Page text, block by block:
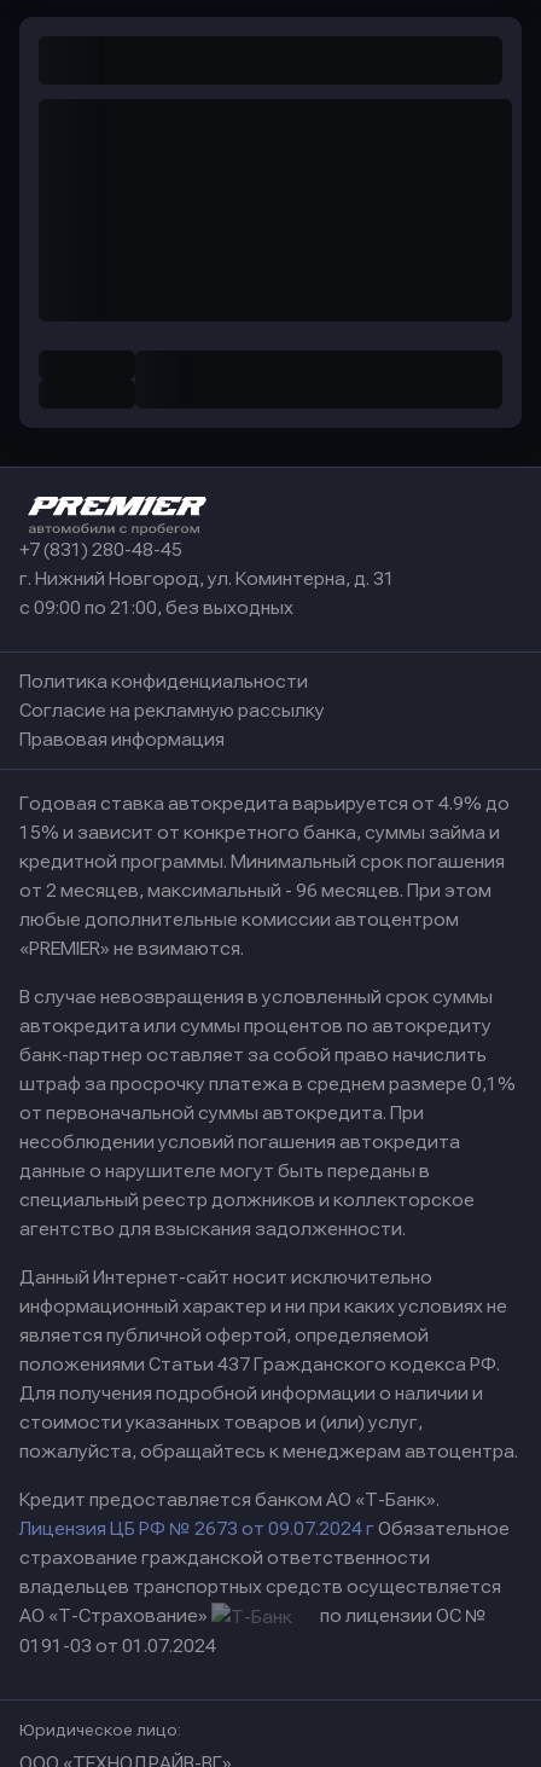
+7 (831) 280-48-45
г. Нижний Новгород, ул. Коминтерна, д. 31
с 09:00 по 21:00, без выходных
Политика конфиденциальности
Согласие на рекламную рассылку
Правовая информация
Годовая ставка автокредита варьируется от 4.9% до
15% и зависит от конкретного банка, суммы займа и
кредитной программы. Минимальный срок погашения
от 2 месяцев, максимальный - 96 месяцев. При этом
любые дополнительные комиссии автоцентром
«PREMIER» не взимаются.
В случае невозвращения в условленный срок суммы
автокредита или суммы процентов по автокредиту
банк-партнер оставляет за собой право начислить
штраф за просрочку платежа в среднем размере 0,1%
от первоначальной суммы автокредита. При
несоблюдении условий погашения автокредита
данные о нарушителе могут быть переданы в
специальный реестр должников и коллекторское
агентство для взыскания задолженности.
Данный Интернет-сайт носит исключительно
информационный характер и ни при каких условиях не
является публичной офертой, определяемой
положениями Статьи 437 Гражданского кодекса РФ.
Для получения подробной информации о наличии и
стоимости указанных товаров и (или) услуг,
пожалуйста, обращайтесь к менеджерам автоцентра.
Кредит предоставляется банком АО «Т-Банк».
Лицензия ЦБ РФ № 2673 от 09.07.2024 гОбязательное
страхование гражданской ответственности
владельцев транспортных средств осуществляется
АО «Т-Страхование»
по лицензии ОС №
0191-03 от 01.07.2024
Юридическое лицо: